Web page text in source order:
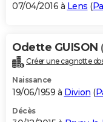
07/04/2016 à Lens (
Odette GUISON
Créer une cagnotte
Naissance
19/06/1959 à Divion (
Décès